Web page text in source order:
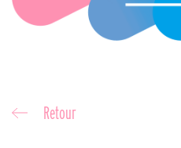
Retour